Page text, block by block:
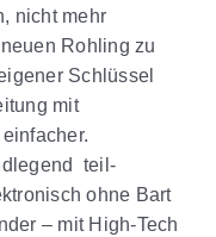
nicht mehr
Rohling zu
Schlüssel
mit
teil-
ohne Bart
– mit High-Tech